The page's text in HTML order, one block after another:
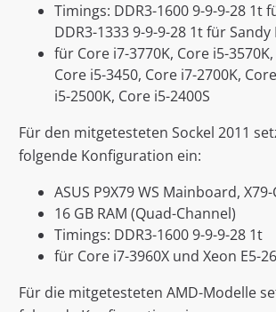
Timings: DDR3-1600 9-9-9-28 1t
DDR3-1333 9-9-9-28 1t für
für Core i7-3770K, Core i5-
Core i5-3450, Core i7-2700K,
i5-2500K, Core i5-2400S
Für den mitgetesteten Sockel 2011
folgende Konfiguration ein:
ASUS P9X79 WS Mainboard,
16 GB RAM (Quad-Channel)
Timings: DDR3-1600 9-9-9-28 1t
für Core i7-3960X und Xeon E5-
Für die mitgetesteten AMD-Modelle